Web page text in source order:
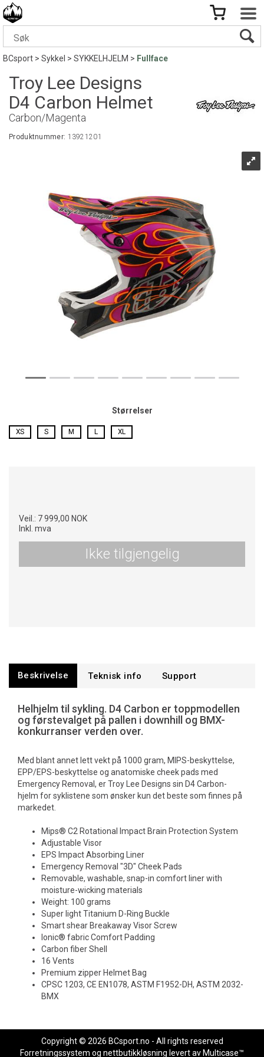
BCsport>Sykkel >SYKKELHJELM> Fullface
Troy Lee Designs
D4 Carbon Helmet
Carbon/Magenta
Produktnummer: 13921201
Størrelser
XS S M L XL
Veil.: 7 999,00 NOK
Inkl. mva
Ikke tilgjengelig
Beskrivelse Teknisk info Support
Helhjelm til sykling. D4 Carbon er toppmodellen
og førstevalget på pallen i downhill og BMX-
konkurranser verden over.
Med blant annet lett vekt på 1000 gram, MIPS-beskyttelse,
EPP/EPS-beskyttelse og anatomiske cheek pads med
Emergency Removal, er Troy Lee Designs sin D4 Carbon-
hjelm for syklistene som ønsker kun det beste som finnes på
markedet.
Mips® C2 Rotational Impact Brain Protection System
Adjustable Visor
EPS Impact Absorbing Liner
Emergency Removal "3D" Cheek Pads
Removable, washable, snap-in comfort liner with
moisture-wicking materials
Weight: 100 grams
Super light Titanium D-Ring Buckle
Smart shear Breakaway Visor Screw
Ionic® fabric Comfort Padding
Carbon fiber Shell
16 Vents
Premium zipper Helmet Bag
CPSC 1203, CE EN1078, ASTM F1952-DH, ASTM 2032-
BMX
Copyright © 2026 BCsport.no - All rights reserved
Forretningssystem og nettbutikkløsning levert av Multicase™